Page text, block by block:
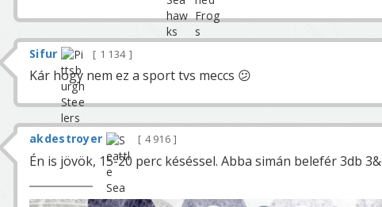
Sifur 1 134
Kár hogy nem ez a sport tvs meccs 😕
akdestroyer 4 916
Én is jövök, 15-20 perc késéssel. Abba simán belefér 3db